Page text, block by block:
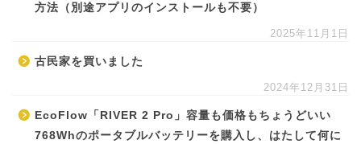
方法（別途アプリのインストールも不要）
2025年11月1日
古民家を買いました
2024年12月31日
EcoFlow「RIVER 2 Pro」容量も価格もちょうどいい
768Whのポータブルバッテリーを購入し、はたして何に